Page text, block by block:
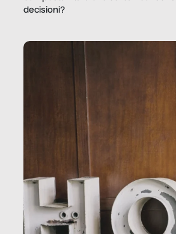
decisioni?